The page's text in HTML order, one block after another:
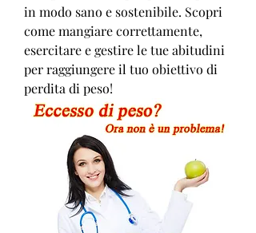
in modo sano e sostenibile. Scopri
come mangiare correttamente,
esercitare e gestire le tue abitudini
per raggiungere il tuo obiettivo di
perdita di peso!